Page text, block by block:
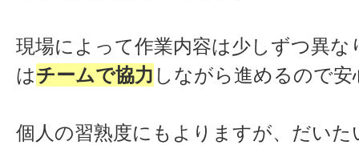
現場によって作業内容は少しずつ異な
はチームで協力 しながら進めるので安
個人の習熟度にもよりますが、だいた